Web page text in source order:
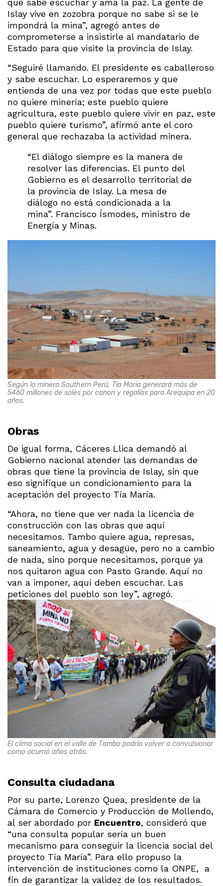
que sabe escuchar y ama la paz. La gente de
Islay vive en zozobra porque no sabe si se le
impondrá la mina”, agregó antes de
comprometerse a insistirle al mandatario de
Estado para que visite la provincia de Islay.
“Seguiré llamando. El presidente es caballeroso
y sabe escuchar. Lo esperaremos y que
entienda de una vez por todas que este pueblo
no quiere minería; este pueblo quiere
agricultura, este pueblo quiere vivir en paz, este
pueblo quiere turismo”, afirmó ante el coro
general que rechazaba la actividad minera.
“El diálogo siempre es la manera de
resolver las diferencias. El punto del
Gobierno es el desarrollo territorial de
la provincia de Islay. La mesa de
diálogo no está condicionada a la
mina”. Francisco Ísmodes, ministro de
Energía y Minas.
Según la minera Southern Perú, Tía María generará más de
5460 millones de soles por canon y regalías para Arequipa en 20
años.
Obras
De igual forma, Cáceres Llica demandó al
Gobierno nacional atender las demandas de
obras que tiene la provincia de Islay, sin que
eso signifique un condicionamiento para la
aceptación del proyecto Tía María.
“Ahora, no tiene que ver nada la licencia de
construcción con las obras que aquí
necesitamos. Tambo quiere agua, represas,
saneamiento, agua y desagüe, pero no a cambio
de nada, sino porque necesitamos, porque ya
nos quitaron agua con Pasto Grande. Aquí no
van a imponer, aquí deben escuchar. Las
peticiones del pueblo son ley”, agregó.
El clima social en el valle de Tambo podría volver a convulsionar
como ocurrió años atrás.
Consulta ciudadana
Por su parte, Lorenzo Quea, presidente de la
Cámara de Comercio y Producción de Mollendo,
al ser abordado por Encuentro, consideró que
“una consulta popular sería un buen
mecanismo para conseguir la licencia social del
proyecto Tía María”. Para ello propuso la
intervención de instituciones como la ONPE, a
fin de garantizar la validez de los resultados.